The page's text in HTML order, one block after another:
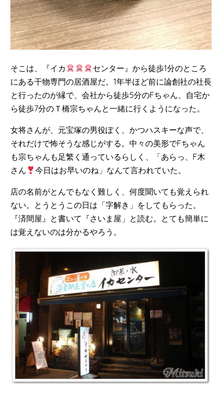
そこは、『イカ
センター』から徒歩1分のところ
にある干物専門の居酒屋だ。1年半ほど前に論創社の社長
と行ったのが縁で、会社から徒歩5分のFちゃん、自宅か
ら徒歩7分のＴ橋宗ちゃんと一緒に行くようになった。
女将さんが、元宝塚の男役ぽく、かつハスキーな声で、
それだけで怖そうな感じがする。中々の美形でFちゃん
も宗ちゃんも足繁く通っているらしく、「あらっ、F木
さん
今日はお早いのね」なんて言われていた。
店の名前がとんでもなく難しく、何度聞いても覚えられ
ない。とうとうこの日は「字解き」をしてもらった。
『済間屋』と書いて『さいま屋」と読む。とても簡単に
は覚えないのは分かるやろう。